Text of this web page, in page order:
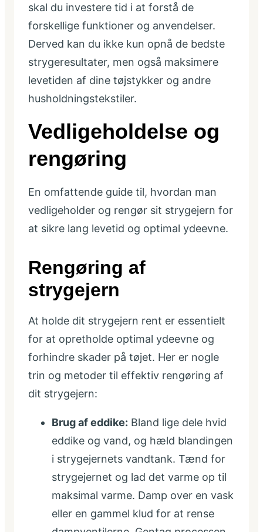
skal du investere tid i at forstå de
forskellige funktioner og anvendelser.
Derved kan du ikke kun opnå de bedste
strygeresultater, men også maksimere
levetiden af dine tøjstykker og andre
husholdningstekstiler.
Vedligeholdelse og
rengøring
En omfattende guide til, hvordan man
vedligeholder og rengør sit strygejern for
at sikre lang levetid og optimal ydeevne.
Rengøring af
strygejern
At holde dit strygejern rent er essentielt
for at opretholde optimal ydeevne og
forhindre skader på tøjet. Her er nogle
trin og metoder til effektiv rengøring af
dit strygejern:
Brug af eddike: Bland lige dele hvid
eddike og vand, og hæld blandingen
i strygejernets vandtank. Tænd for
strygejernet og lad det varme op til
maksimal varme. Damp over en vask
eller en gammel klud for at rense